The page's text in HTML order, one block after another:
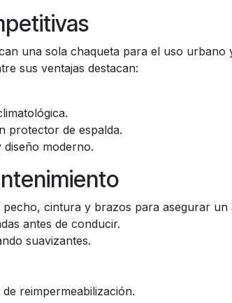
una sola chaqueta para el uso
sus ventajas destacan:
protector de espalda.
moderno.
cintura y brazos para asegurar un
antes de conducir.
suavizantes.
reimpermeabilización.